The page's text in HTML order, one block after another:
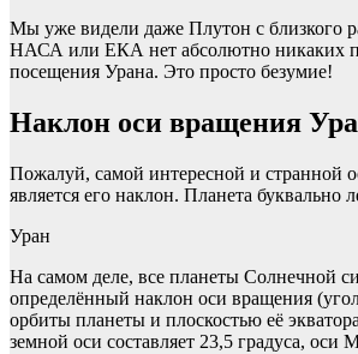
Мы уже видели даже Плутон с близкого
НАСА или ЕКА нет абсолютно никаких
посещения Урана. Это просто безумие!
Наклон оси вращения
Пожалуй, самой интересной и странной
является его наклон. Планета буквально
Уран
На самом деле, все планеты Солнечной
определённый наклон оси вращения
орбиты планеты и плоскостью её
земной оси составляет 23,5 градуса, оси